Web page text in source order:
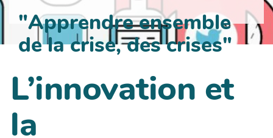
"Apprendre ensemble
de la crise, des crises"
L’innovation et
la